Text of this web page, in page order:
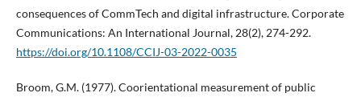
consequences of CommTech and digital infrastructure. Corporate
Communications: An International Journal, 28(2), 274-292.
https://doi.org/10.1108/CCIJ-03-2022-0035
Broom, G.M. (1977). Coorientational measurement of public